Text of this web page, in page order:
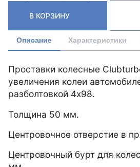
В КОРЗИНУ
Описание Характеристики
Проставки колесные
увеличения колеи
разболтовкой 4х98.
Толщина 50 мм.
Центровочное отверстие в
Центровочный бурт для